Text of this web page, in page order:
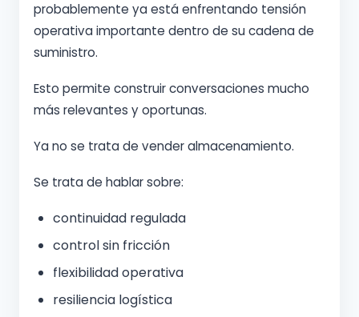
probablemente ya está enfrentando tensión
operativa importante dentro de su cadena de
suministro.
Esto permite construir conversaciones mucho
más relevantes y oportunas.
Ya no se trata de vender almacenamiento.
Se trata de hablar sobre:
continuidad regulada
control sin fricción
flexibilidad operativa
resiliencia logística